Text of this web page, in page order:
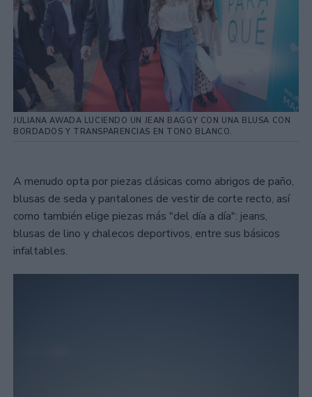
JULIANA AWADA LUCIENDO UN JEAN BAGGY CON UNA BLUSA CON
BORDADOS Y TRANSPARENCIAS EN TONO BLANCO.
A menudo opta por piezas clásicas como abrigos de paño,
blusas de seda y pantalones de vestir de corte recto, así
como también elige piezas más "del día a día": jeans,
blusas de lino y chalecos deportivos, entre sus básicos
infaltables.